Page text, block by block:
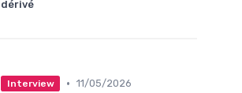
dérivé
Interview • 11/05/2026